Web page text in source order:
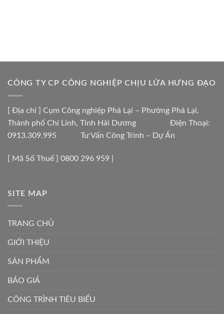
CÔNG TY CP CÔNG NGHIỆP CHỊU LỬA HƯNG ĐẠO
[ Địa chỉ ] Cụm Công nghiệp Phả Lại – Phường Phả Lại,
Thành phố Chí Linh, Tỉnh Hải Dương Điện Thoại:
0913.309.995 Tư Vấn Công Trình – Dự Án
[ Mã Số Thuế ] 0800 296 959 |
SITE MAP
TRANG CHỦ
GIỚI THIỆU
SẢN PHẨM
BÁO GIÁ
CÔNG TRÌNH TIÊU BIỂU